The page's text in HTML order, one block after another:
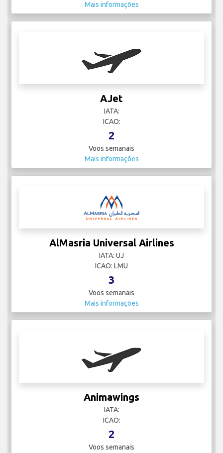
Mais informações
AJet
IATA:
ICAO:
2
Voos semanais
Mais informações
AlMasria Universal Airlines
IATA: UJ
ICAO: LMU
3
Voos semanais
Mais informações
Animawings
IATA:
ICAO:
2
Voos semanais